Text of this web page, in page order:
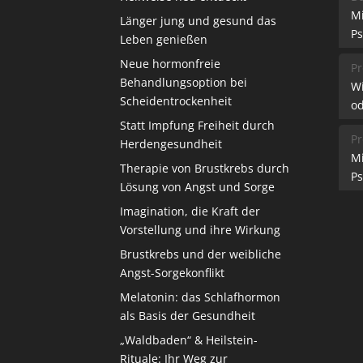
Länger jung und gesund das
Leben genießen
Neue hormonfreie
Behandlungsoption bei
Scheidentrockenheit
Statt Impfung Freiheit durch
Herdengesundheit
Therapie von Brustkrebs durch
Lösung von Angst und Sorge
Imagination, die Kraft der
Vorstellung und ihre Wirkung
Brustkrebs und der weibliche
Angst-Sorgekonflikt
Melatonin: das Schlafhormon
als Basis der Gesundheit
„Waldbaden“ & Heilstein-
Rituale: Ihr Weg zur